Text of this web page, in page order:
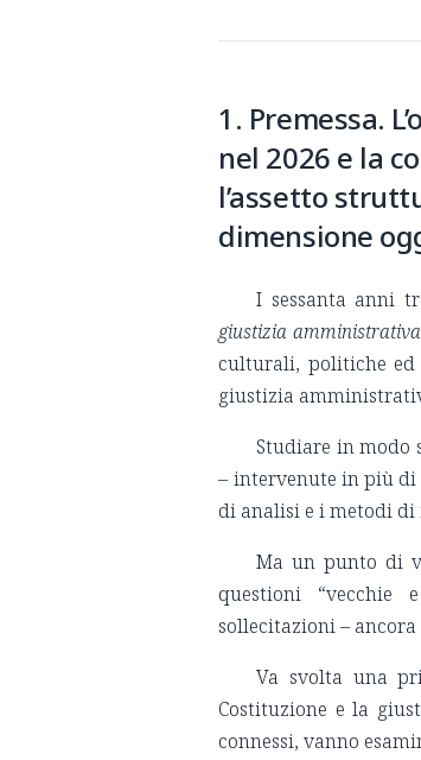
1. Premessa.
nel 2026 e la
l’assetto
dimensione
I sessanta anni
giustizia
culturali, politiche ed
giustizia
Studiare in modo
– intervenute in più di
di analisi e i metodi di
Ma un punto di
questioni “vecchie
sollecitazioni –
Va svolta una
Costituzione e la
connessi, vanno